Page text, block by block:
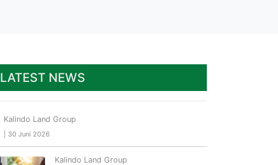
LATEST NEWS
Kalindo Land Group
| 30 Juni 2026
Kalindo Land Group